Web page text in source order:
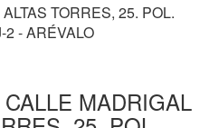
TORRES, 25. POL.
2 - ARÉVALO
MADRIGAL